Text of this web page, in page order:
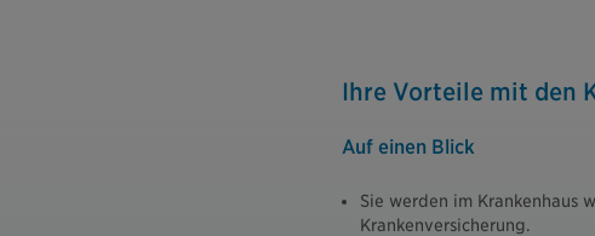
Ihre Vorteile mit den
Auf einen Blick
Sie werden im Krankenhaus
Krankenversicherung.